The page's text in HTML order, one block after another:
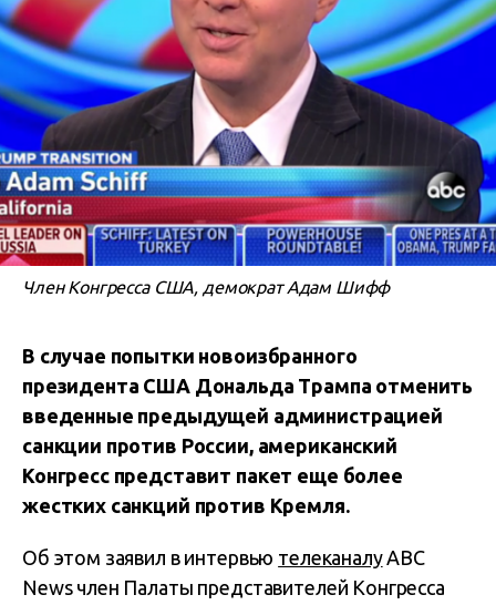
Член Конгресса США, демократ Адам Шифф
В случае попытки новоизбранного
президента США Дональда Трампа отменить
введенные предыдущей администрацией
санкции против России, американский
Конгресс представит пакет еще более
жестких санкций против Кремля.
Об этом заявил в интервью телеканалуABC
News член Палаты представителей Конгресса